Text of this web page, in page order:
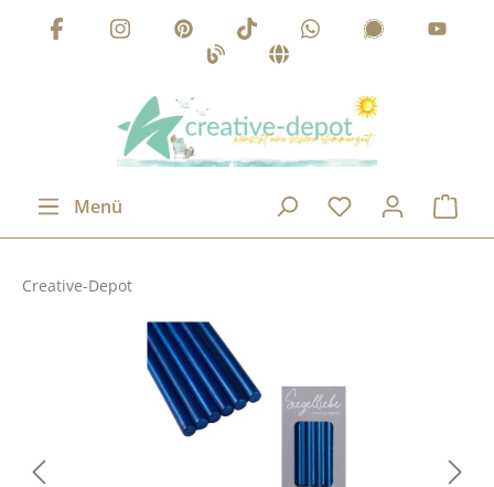
Zum Hauptinhalt springen
Menü
Creative-Depot